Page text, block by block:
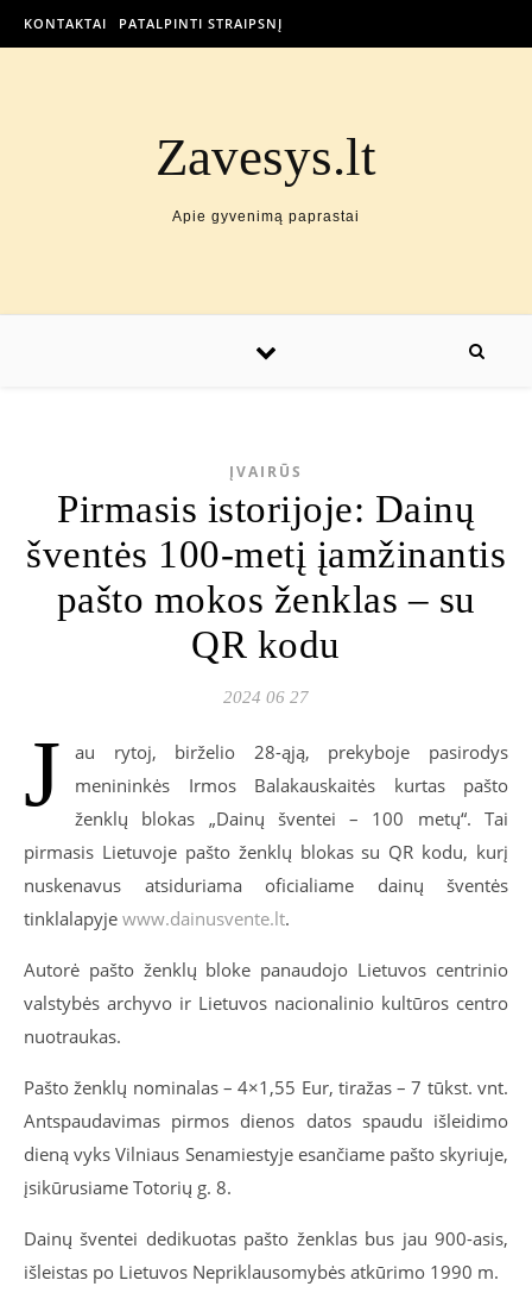
KONTAKTAI PATALPINTI STRAIPSNĮ
Zavesys.lt
Apie gyvenimą paprastai
ĮVAIRŪS
Pirmasis istorijoje: Dainų
šventės 100-metį įamžinantis
pašto mokos ženklas – su
QR kodu
2024 06 27
J
au rytoj, birželio 28-ąją, prekyboje pasirodys
menininkės Irmos Balakauskaitės kurtas pašto
ženklų blokas „Dainų šventei – 100 metų“. Tai
pirmasis Lietuvoje pašto ženklų blokas su QR kodu, kurį
nuskenavus atsiduriama oficialiame dainų šventės
tinklalapyje www.dainusvente.lt.
Autorė pašto ženklų bloke panaudojo Lietuvos centrinio
valstybės archyvo ir Lietuvos nacionalinio kultūros centro
nuotraukas.
Pašto ženklų nominalas – 4×1,55 Eur, tiražas – 7 tūkst. vnt.
Antspaudavimas pirmos dienos datos spaudu išleidimo
dieną vyks Vilniaus Senamiestyje esančiame pašto skyriuje,
įsikūrusiame Totorių g. 8.
Dainų šventei dedikuotas pašto ženklas bus jau 900-asis,
išleistas po Lietuvos Nepriklausomybės atkūrimo 1990 m.